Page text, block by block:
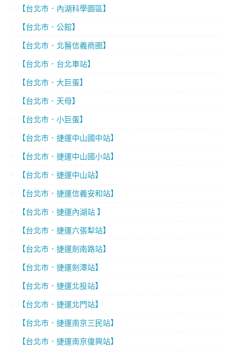
【台北市．內湖科學園區】
【台北市．公館】
【台北市．北醫信義商圈】
【台北市．台北車站】
【台北市．大巨蛋】
【台北市．天母】
【台北市．小巨蛋】
【台北市．捷運中山國中站】
【台北市．捷運中山國小站】
【台北市．捷運中山站】
【台北市．捷運信義安和站】
【台北市．捷運內湖站 】
【台北市．捷運六張犁站】
【台北市．捷運劍南路站】
【台北市．捷運劍潭站】
【台北市．捷運北投站】
【台北市．捷運北門站】
【台北市．捷運南京三民站】
【台北市．捷運南京復興站】